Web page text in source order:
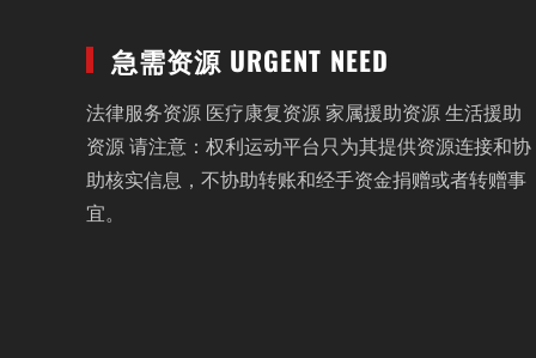
急需资源 URGENT NEED
法律服务资源 医疗康复资源 家属援助资源 生活援助
资源 请注意：权利运动平台只为其提供资源连接和协
助核实信息，不协助转账和经手资金捐赠或者转赠事
宜。